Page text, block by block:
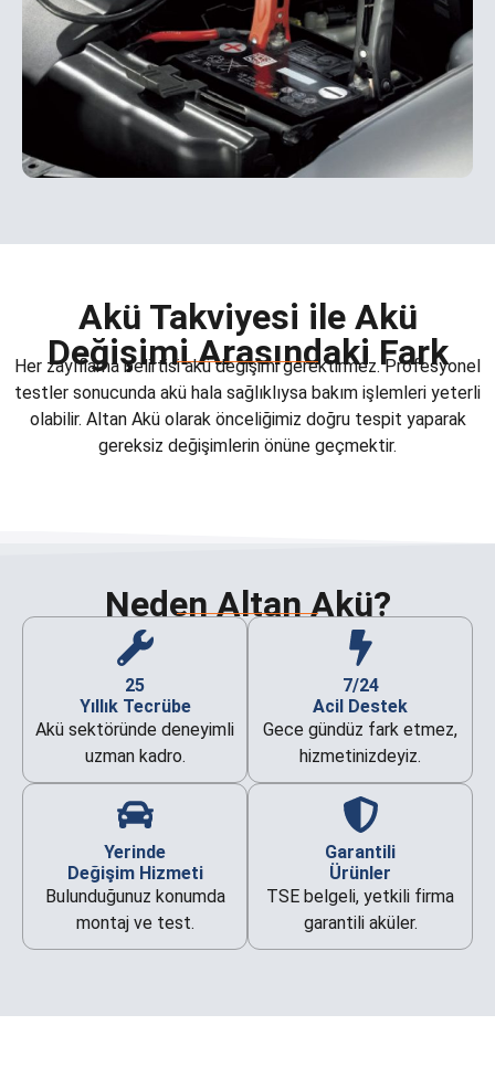
Akü Takviyesi ile Akü
Değişimi Arasındaki Fark
Her zayıflama belirtisi akü değişimi gerektirmez. Profesyonel
testler sonucunda akü hala sağlıklıysa bakım işlemleri yeterli
olabilir. Altan Akü olarak önceliğimiz doğru tespit yaparak
gereksiz değişimlerin önüne geçmektir.
Neden Altan Akü?
25
Yıllık Tecrübe
Akü sektöründe deneyimli
uzman kadro.
7/24
Acil Destek
Gece gündüz fark etmez,
hizmetinizdeyiz.
Yerinde
Değişim Hizmeti
Bulunduğunuz konumda
montaj ve test.
Garantili
Ürünler
TSE belgeli, yetkili firma
garantili aküler.